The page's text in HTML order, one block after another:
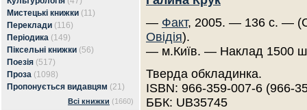
Мистецькі книжки (11)
Переклади (116)
Періодика (149)
Піксельні книжки (56)
Поезія (517)
Проза (1098)
Пропонується видавцям (21)
Всі книжки (1660)
— Факт, 2005. — 136 с. —
Овідія).
— м.Київ. — Наклад 1500
Тверда обкладинка.
ISBN: 966-359-007-6 (966-
ББК: UB35745